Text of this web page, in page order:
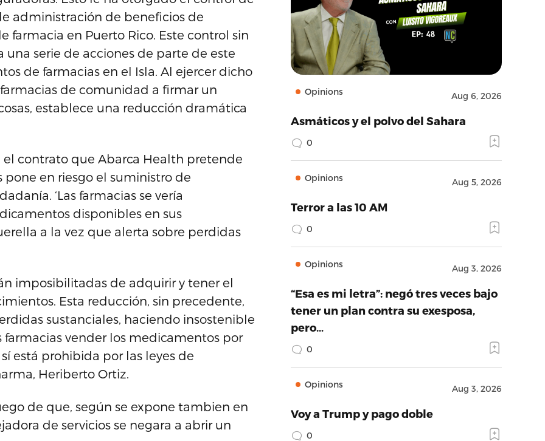
administración de beneficios de
en Puerto Rico. Este control sin
serie de acciones de parte de este
de farmacias en el Isla. Al ejercer dicho
de comunidad a firmar un
establece una reducción dramática
contrato que Abarca Health pretende
en riesgo el suministro de
‘Las farmacias se vería
disponibles en sus
a la vez que alerta sobre perdidas
imposibilitadas de adquirir y tener el
Esta reducción, sin precedente,
sustanciales, haciendo insostenible
vender los medicamentos por
está prohibida por las leyes de
Heriberto Ortiz.
de que, según se expone tambien en
de servicios se negara a abrir un
Opinions Aug 6, 2026
Asmáticos y el polvo del Sahara
0
Opinions Aug 5, 2026
Terror a las 10 AM
0
Opinions Aug 3, 2026
“Esa es mi letra”: negó tres veces bajo
tener un plan contra su exesposa,
pero…
0
Opinions Aug 3, 2026
Voy a Trump y pago doble
0